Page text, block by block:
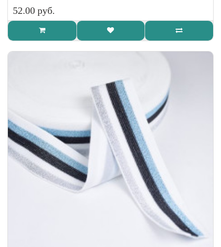
52.00 руб.